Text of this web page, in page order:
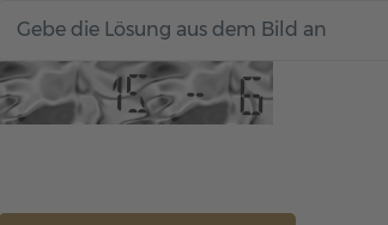
Gebe die Lösung aus dem Bild an